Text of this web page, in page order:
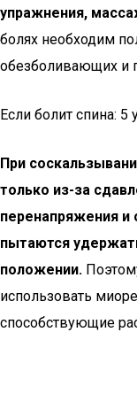
упражнения,
болях необходим
обезболивающих и
Если болит спина:
При
только из-за
перенапряжения
пытаются
положении.
использовать
способствующие